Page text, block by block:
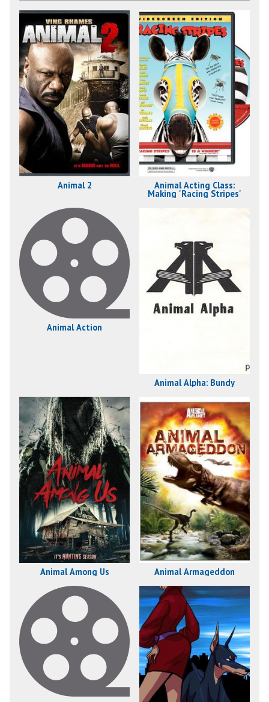
Animal 2 Animal Acting Class:
Making 'Racing Stripes'
Animal Action
Animal Alpha: Bundy
Animal Among Us Animal Armageddon